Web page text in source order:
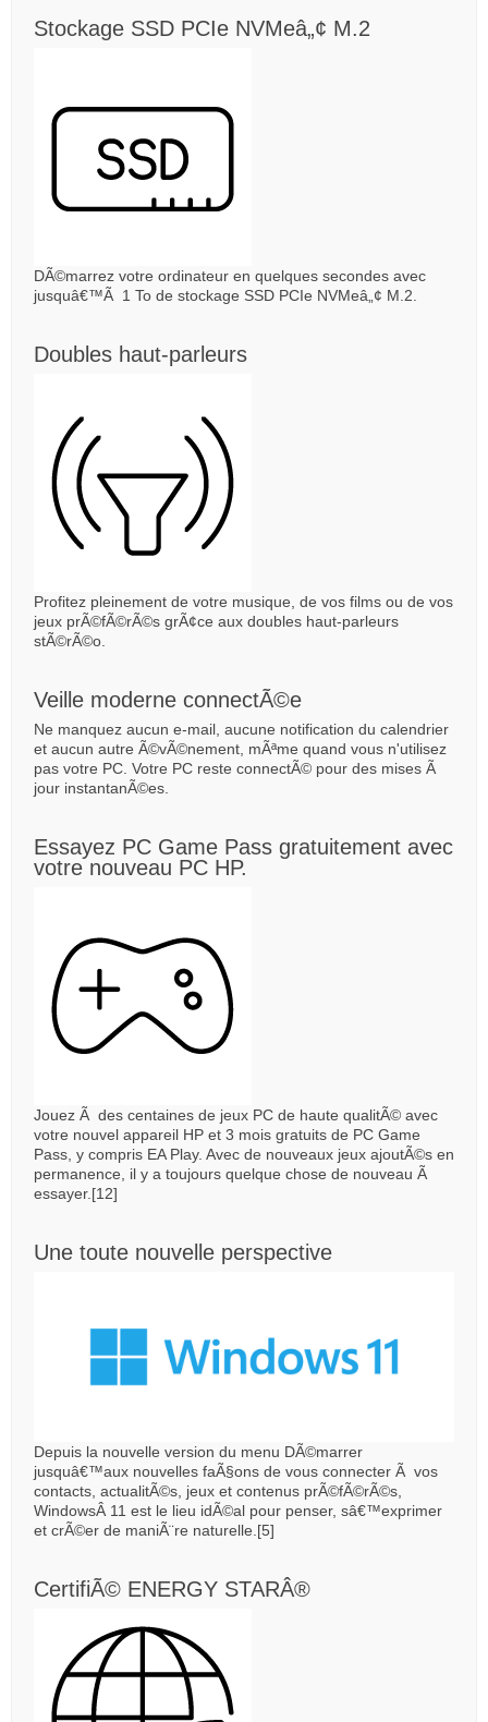
Stockage SSD PCIe NVMeâ„¢ M.2
DÃ©marrez votre ordinateur en quelques secondes avec
jusquâ€™Ã 1 To de stockage SSD PCIe NVMeâ„¢ M.2.
Doubles haut-parleurs
Profitez pleinement de votre musique, de vos films ou de vos
jeux prÃ©fÃ©rÃ©s grÃ¢ce aux doubles haut-parleurs
stÃ©rÃ©o.
Veille moderne connectÃ©e
Ne manquez aucun e-mail, aucune notification du calendrier
et aucun autre Ã©vÃ©nement, mÃªme quand vous n'utilisez
pas votre PC. Votre PC reste connectÃ© pour des mises Ã
jour instantanÃ©es.
Essayez PC Game Pass gratuitement avec
votre nouveau PC HP.
Jouez Ã des centaines de jeux PC de haute qualitÃ© avec
votre nouvel appareil HP et 3 mois gratuits de PC Game
Pass, y compris EA Play. Avec de nouveaux jeux ajoutÃ©s en
permanence, il y a toujours quelque chose de nouveau Ã
essayer.[12]
Une toute nouvelle perspective
Depuis la nouvelle version du menu DÃ©marrer
jusquâ€™aux nouvelles faÃ§ons de vous connecter Ã vos
contacts, actualitÃ©s, jeux et contenus prÃ©fÃ©rÃ©s,
WindowsÂ 11 est le lieu idÃ©al pour penser, sâ€™exprimer
et crÃ©er de maniÃ¨re naturelle.[5]
CertifiÃ© ENERGY STARÂ®